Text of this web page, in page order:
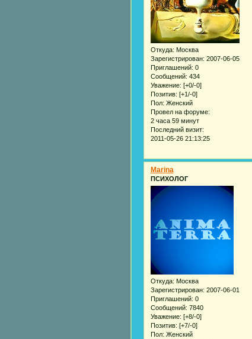
Откуда: Москва
Зарегистрирован: 2007-06-05
Приглашений: 0
Сообщений: 434
Уважение: [+0/-0]
Позитив: [+1/-0]
Пол: Женский
Провел на форуме:
2 часа 59 минут
Последний визит:
2011-05-26 21:13:25
Marina
ПСИХОЛОГ
Откуда: Москва
Зарегистрирован: 2007-06-01
Приглашений: 0
Сообщений: 7840
Уважение: [+8/-0]
Позитив: [+7/-0]
Пол: Женский